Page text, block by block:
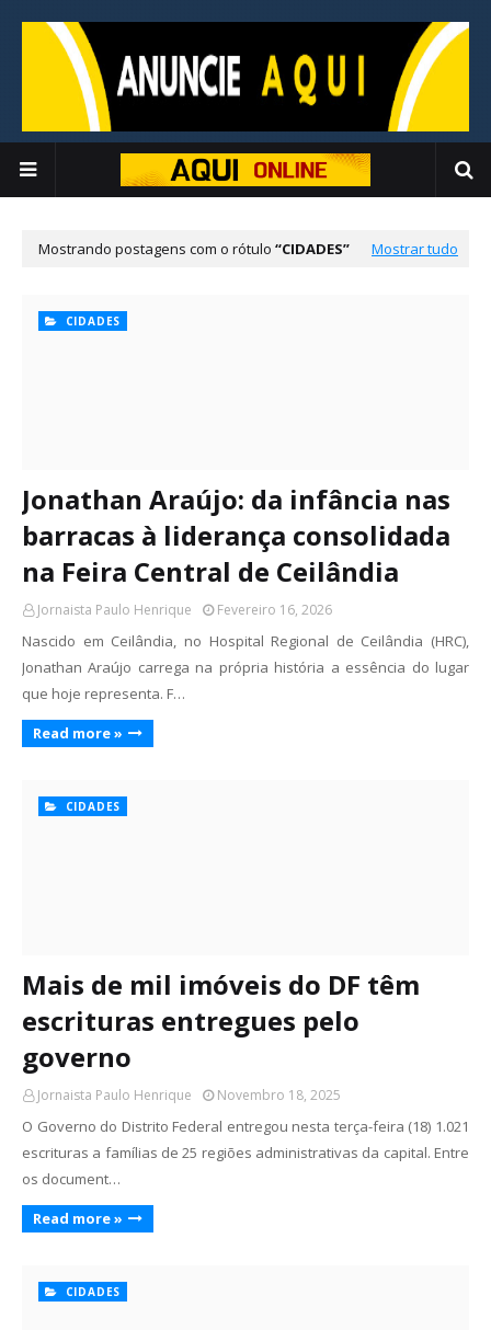
Mostrando postagens com o rótulo CIDADES Mostrar tudo
CIDADES
Jonathan Araújo: da infância nas
barracas à liderança consolidada
na Feira Central de Ceilândia
Jornaista Paulo Henrique Fevereiro 16, 2026
Nascido em Ceilândia, no Hospital Regional de Ceilândia (HRC),
Jonathan Araújo carrega na própria história a essência do lugar
que hoje representa. F…
Read more »
CIDADES
Mais de mil imóveis do DF têm
escrituras entregues pelo
governo
Jornaista Paulo Henrique Novembro 18, 2025
O Governo do Distrito Federal entregou nesta terça-feira (18) 1.021
escrituras a famílias de 25 regiões administrativas da capital. Entre
os document…
Read more »
CIDADES